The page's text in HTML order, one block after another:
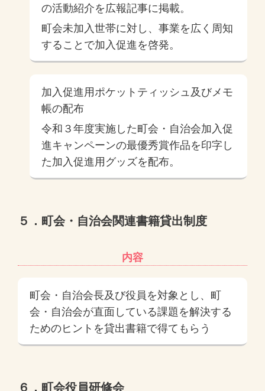
の活動紹介を広報記事に掲載。
町会未加入世帯に対し、事業を広く周知
することで加入促進を啓発。
加入促進用ポケットティッシュ及びメモ
帳の配布
令和３年度実施した町会・自治会加入促
進キャンペーンの最優秀賞作品を印字し
た加入促進用グッズを配布。
５．町会・自治会関連書籍貸出制度
内容
町会・自治会長及び役員を対象とし、町
会・自治会が直面している課題を解決する
ためのヒントを貸出書籍で得てもらう
６．町会役員研修会